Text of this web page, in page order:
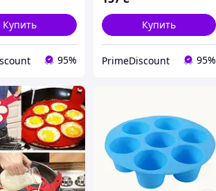
Купить
95%
Купить
PrimeDiscount 95%